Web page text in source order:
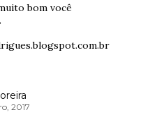
bom você
2017